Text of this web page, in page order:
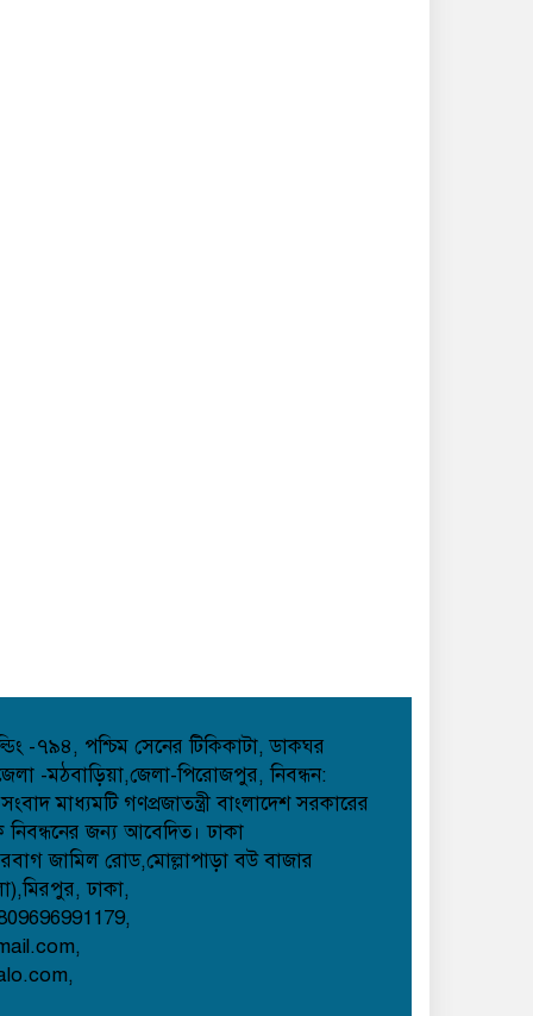
-৭৯৪, পশ্চিম সেনের টিকিকাটা, ডাকঘর
-মঠবাড়িয়া,জেলা-পিরোজপুর, নিবন্ধন:
মাধ্যমটি গণপ্রজাতন্ত্রী বাংলাদেশ সরকারের
নিবন্ধনের জন্য আবেদিত। ঢাকা
জামিল রোড,মোল্লাপাড়া বউ বাজার
ঢাকা,